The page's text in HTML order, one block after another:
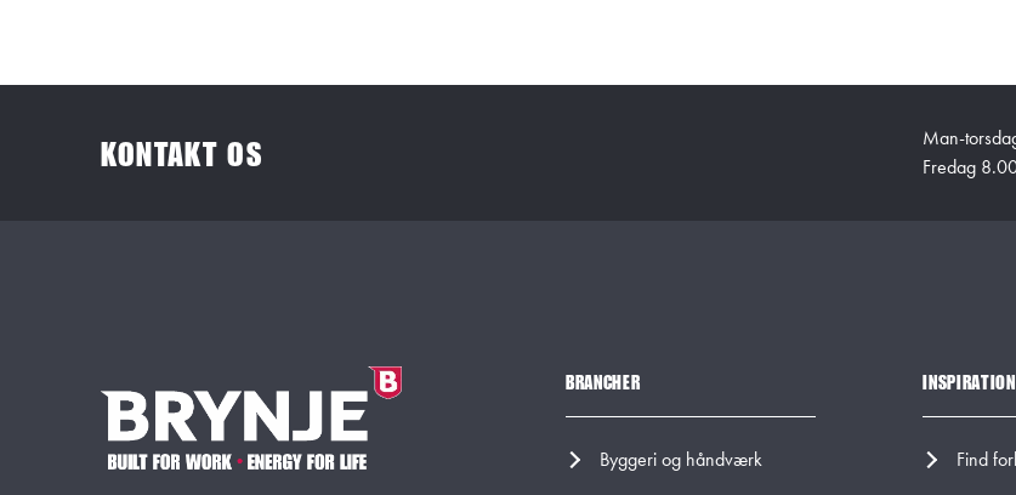
KONTAKT OS
Man-
Fredag
BRANCHER
Byggeri og håndværk
INSPIRATION
Find